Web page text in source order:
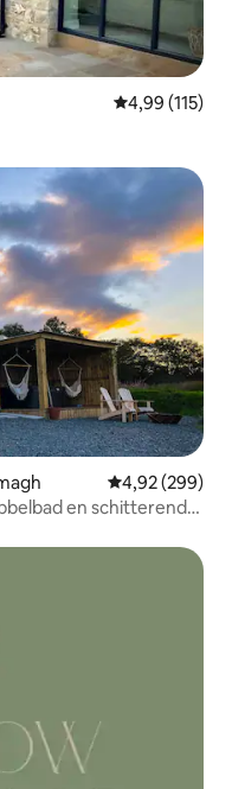
Gemiddelde
4,99 (115)
Gemiddelde
4,92 (299)
en schitterend